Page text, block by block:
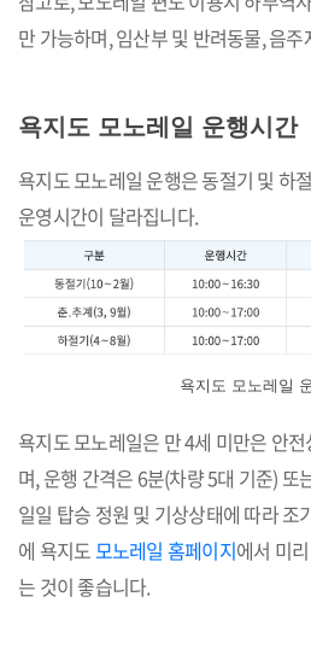
만 가능하며, 임산부 및 반려동물, 음
욕지도 모노레일 운행시간
욕지도 모노레일 운행은 동절기 및 하
운영시간이 달라집니다.
욕지도 모노레일
욕지도 모노레일은 만 4세 미만은 안
며, 운행 간격은 6분(차량 5대 기준) 또
일일 탑승 정원 및 기상상태에 따라 조
에 욕지도모노레일 홈페이지에서 미
는 것이 좋습니다.